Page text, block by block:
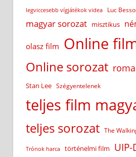
legviccesebb vígjátékok videa Luc
magyar sorozat misztikus
olasz film Online
Online sorozat
Stan Lee Szégyentelenek
teljes film
teljes sorozat The
Trónok harca történelmi film